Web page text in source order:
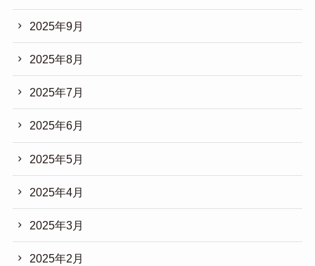
2025年9月
2025年8月
2025年7月
2025年6月
2025年5月
2025年4月
2025年3月
2025年2月